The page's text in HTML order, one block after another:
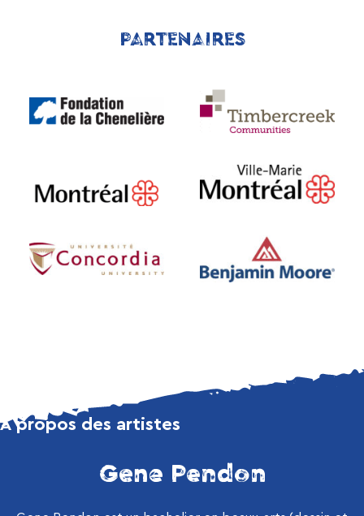
PARTENAIRES
À propos des artistes
Gene Pendon